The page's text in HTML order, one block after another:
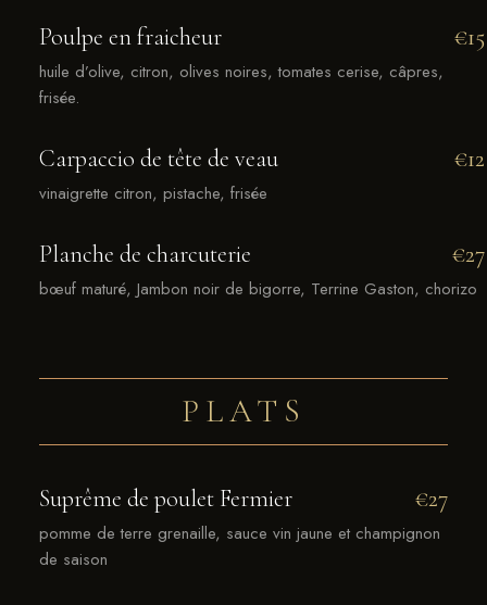
Poulpe en fraicheur €15
huile d’olive, citron, olives noires, tomates cerise, câpres,
frisée.
Carpaccio de tête de veau €12
vinaigrette citron, pistache, frisée
Planche de charcuterie €27
bœuf maturé, Jambon noir de bigorre, Terrine Gaston, chorizo
PLATS
Suprême de poulet Fermier €27
pomme de terre grenaille, sauce vin jaune et champignon
de saison